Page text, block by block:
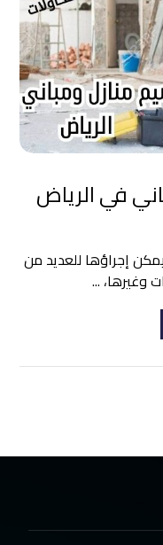
في الرياض
إجراؤها للعديد من
وغيرها، ...